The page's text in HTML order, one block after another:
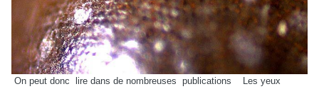
On peut donc lire dans de nombreuses publications
Les yeux